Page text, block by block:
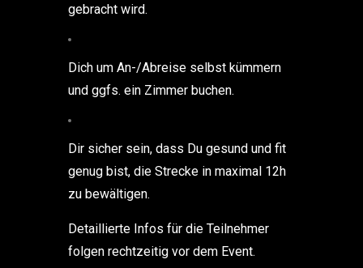
gebracht wird.
Dich um An-/Abreise selbst kümmern
und ggfs. ein Zimmer buchen.
Dir sicher sein, dass Du gesund und fit
genug bist, die Strecke in maximal 12h
zu bewältigen.
Detaillierte Infos für die Teilnehmer
folgen rechtzeitig vor dem Event.